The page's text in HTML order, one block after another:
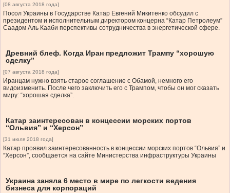
[08 августа 2018 года]
Посол Украины в Государстве Катар Евгений Микитенко обсудил с
президентом и исполнительным директором концерна “Катар Петролеум”
Саадом Аль Кааби перспективы сотрудничества в энергетической сфере.
Древний блеф. Когда Иран предложит Трампу “хорошую
сделку”
[07 августа 2018 года]
Иранцам нужно взять старое соглашение с Обамой, немного его
видоизменить. После чего заключить его с Трампом, чтобы он мог сказать
миру: “хорошая сделка”.
Катар заинтересован в концессии морских портов
“Ольвия” и “Херсон”
[31 июля 2018 года]
Катар проявил заинтересованность в концессии морских портов “Ольвия” и
“Херсон”, сообщается на сайте Министерства инфраструктуры Украины
Украина заняла 6 место в мире по легкости ведения
бизнеса для корпораций